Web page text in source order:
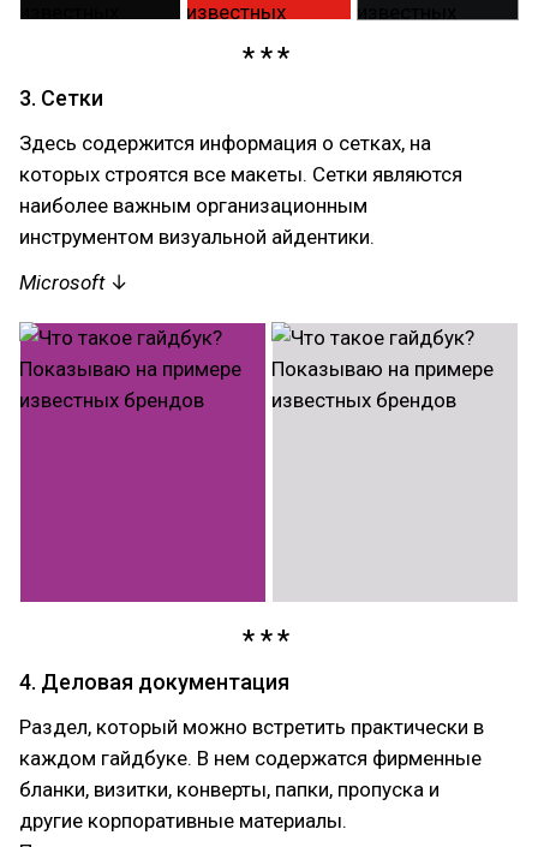
3. Сетки
Здесь содержится информация о сетках, на
которых строятся все макеты. Сетки являются
наиболее важным организационным
инструментом визуальной айдентики.
Microsoft ↓
4. Деловая документация
Раздел, который можно встретить практически в
каждом гайдбуке. В нем содержатся фирменные
бланки, визитки, конверты, папки, пропуска и
другие корпоративные материалы.